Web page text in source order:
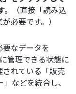
（直接「読み込
必要です。）
なデータを
管理できる状態に
されている「販売
などを統合し、